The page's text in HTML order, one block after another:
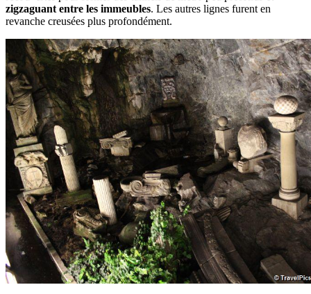
zigzaguant entre les immeubles. Les autres lignes furent en
revanche creusées plus profondément.